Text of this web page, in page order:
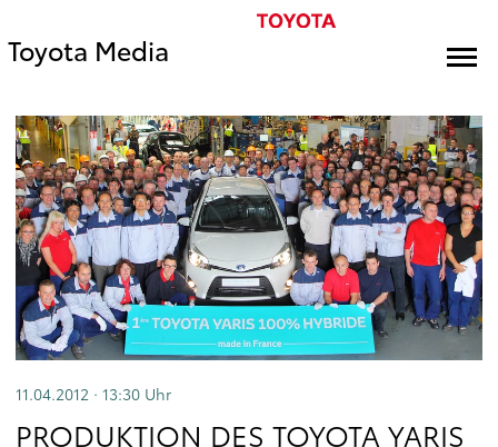
Toyota Media
11.04.2012 · 13:30 Uhr
PRODUKTION DES TOYOTA YARIS